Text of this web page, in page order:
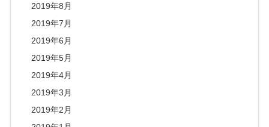
2019年8月
2019年7月
2019年6月
2019年5月
2019年4月
2019年3月
2019年2月